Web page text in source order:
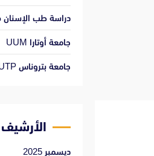
دراسة طب الإسنان
جامعة أوتارا UUM
جامعة بتروناس UTP
الأرشيف
ديسمبر 2025